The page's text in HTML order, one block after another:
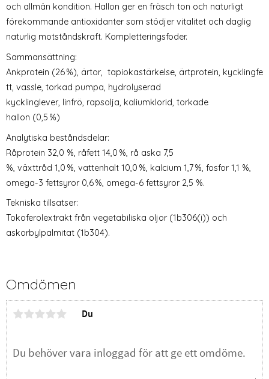
och allmän kondition. Hallon ger en fräsch ton och naturligt
förekommande antioxidanter som stödjer vitalitet och daglig
naturlig motståndskraft. Kompletteringsfoder.
Sammansättning:
Ankprotein (26 %), ärtor, tapiokastärkelse, ärtprotein, kycklingfe
tt, vassle, torkad pumpa, hydrolyserad
kycklinglever, linfrö, rapsolja, kaliumklorid, torkade
hallon (0,5 %)
Analytiska beståndsdelar:
Råprotein 32,0 %, råfett 14,0 %, rå aska 7,5
%, växttråd 1,0 %, vattenhalt 10,0 %, kalcium 1,7 %, fosfor 1,1 %,
omega-3 fettsyror 0,6 %, omega-6 fettsyror 2,5 %.
Tekniska tillsatser:
Tokoferolextrakt från vegetabiliska oljor (1b306(i)) och
askorbylpalmitat (1b304).
Omdömen
Du